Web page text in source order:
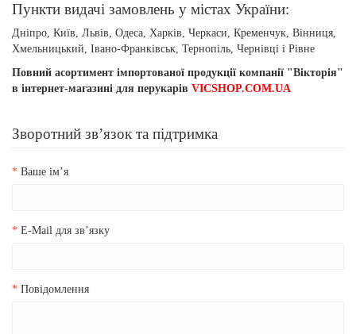
Пункти видачі замовлень у містах України:
Дніпро, Київ, Львів, Одеса, Харків, Черкаси, Кременчук, Вінниця,
Хмельницький, Івано-Франківськ, Тернопіль, Чернівці і Рівне
Повний асортимент імпортованої продукції компанії "Вікторія"
в інтернет-магазині для перукарів VICSHOP.COM.UA
Зворотний зв’язок та підтримка
Ваше ім’я
E-Mail для зв’язку
Повідомлення